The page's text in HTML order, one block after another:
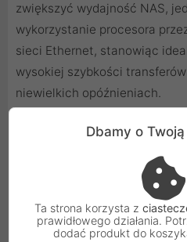
zwiększyć wydajność NAS,
wykorzystanie procesora
sieci Ethernet, stanowiąc
wysokiej szybkości
niewielkich opóźnieniach.
Dbamy o
Ta strona korzysta z
prawidłowego działania.
dodać produkt do